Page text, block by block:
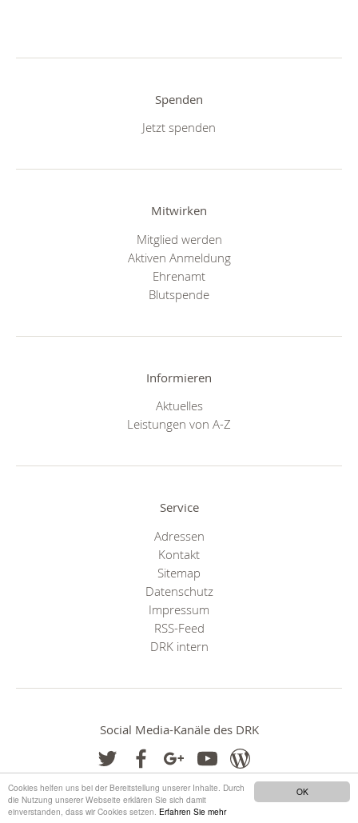
OK
Cookies helfen uns bei der Bereitstellung unserer Inhalte. Durch
die Nutzung unserer Webseite erklären Sie sich damit
einverstanden, dass wir Cookies setzen. Erfahren Sie mehr
Spenden
Jetzt spenden
Mitwirken
Mitglied werden
Aktiven Anmeldung
Ehrenamt
Blutspende
Informieren
Aktuelles
Leistungen von A-Z
Service
Adressen
Kontakt
Sitemap
Datenschutz
Impressum
RSS-Feed
DRK intern
Social Media-Kanäle des DRK